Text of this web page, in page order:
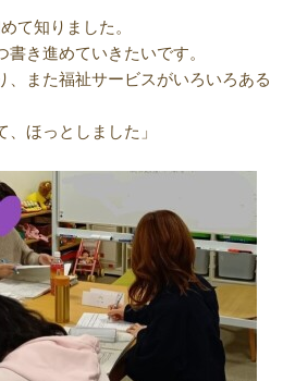
て知りました。
き進めていきたいです。
、また福祉サービスがいろいろある
ほっとしました」